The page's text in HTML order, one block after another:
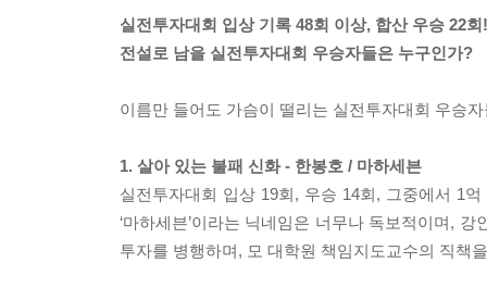
실전투자대회 입상 기록 48회 이상, 합산 우승 22회!
전설로 남을 실전투자대회 우승자들은 누구인가?
이름만 들어도 가슴이 떨리는 실전투자대회 우승
1. 살아 있는 불패 신화 - 한봉호 / 마하세븐
실전투자대회 입상 19회, 우승 14회, 그중에서 1
‘마하세븐’이라는 닉네임은 너무나 독보적이며,
투자를 병행하며, 모 대학원 책임지도교수의 직책